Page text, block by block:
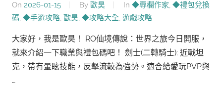
On 2026-01-15 By 歐昊 In ◆專欄作家, ◆禮包兌換
碼, ◆手遊攻略, 歐昊, ◆攻略大全, 遊戲攻略
大家好，我是歐昊！ RO仙境傳說：世界之旅今日開服，
就來介紹一下職業與禮包碼吧！ 劍士(二轉騎士): 近戰坦
克，帶有暈眩技能，反擊流較為強勢。適合給愛玩PVP與
…